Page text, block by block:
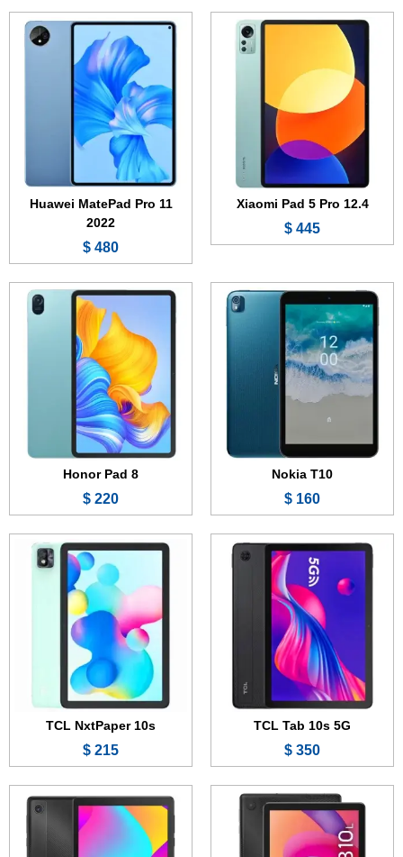
Xiaomi Pad 5 Pro 12.4
445 $
Huawei MatePad Pro 11
2022
480 $
Nokia T10
160 $
الشاشة:8.0 بوصة - IPS LCD
الذاكرة:
الكاميرا:
المعالج:Unisoc T606
البطارية:
Honor Pad 8
220 $
الشاشة:12.0 بوصة - IPS LCD
الذاكرة:128 جيجابايت
الرام:4 أو 6 جيجابايت
الكاميرا:5 ميجابكسل
المعالج:Snapdragon 680 4G
البطارية:
TCL Tab 10s 5G
350 $
الشاشة:10.1 بوصة - IPS LCD
الذاكرة:
الرام:4 جيجابايت
الكاميرا:8 ميجابكسل
عرض الموصفات ←
TCL NxtPaper 10s
215 $
الشاشة:
الذاكرة:64 جيجابايت
الرام:
الكاميرا:
المعالج:Mediatek MT8768
البطارية:8000 مللي أمبير - 18 واط
عرض الموصفات ←
الشاشة:
الذاكرة:32 جيجابايت
البطارية:4080 مللي أمبير
عرض الموصفات ←
32 أو 64 جيجابايت
الرام:2 أو 3 أو 4 جيجابايت
الكاميرا:5 ميجابكسل
المعالج:Mediatek MT8766B
البطارية:
عرض الموصفات ←
الشاشة:
الذاكرة:64 أو 128 جيجابايت
الشاشة:10.61 بوصة - IPS LCD
الذاكرة:32 أو 64 أو 128 جيجابايت
الرام:3 أو 4 أو 6 جيجابايت